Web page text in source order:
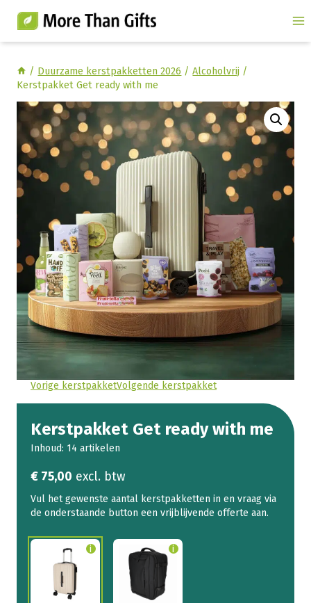
naar
inhoud
/ Duurzame kerstpakketten 2026 / Alcoholvrij /
Kerstpakket Get ready with me
Kerstpakket Get ready with me
Inhoud: 14 artikelen
€ 75,00 excl. btw
Vorige kerstpakketVolgende kerstpakket